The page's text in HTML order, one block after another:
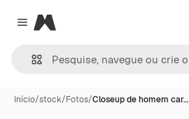
Close menu
Magnific
Início/stock/Fotos/Closeup de homem car…